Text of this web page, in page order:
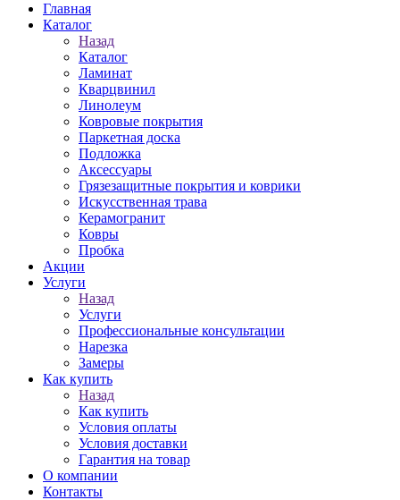
Главная
Каталог
Назад
Каталог
Ламинат
Кварцвинил
Линолеум
Ковровые покрытия
Паркетная доска
Подложка
Аксессуары
Грязезащитные покрытия и коврики
Искусственная трава
Керамогранит
Ковры
Пробка
Акции
Услуги
Назад
Услуги
Профессиональные консультации
Нарезка
Замеры
Как купить
Назад
Как купить
Условия оплаты
Условия доставки
Гарантия на товар
О компании
Контакты